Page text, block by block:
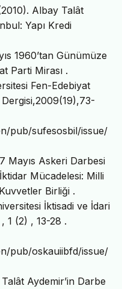
Albay Talât
Yapı Kredi
1960’tan Günümüze
Parti Mirası .
Fen-Edebiyat
pub/sufesosbil/issue/
Mayıs Askeri Darbesi
Mücadelesi: Milli
Birliği .
İktisadi ve İdari
1 (2) , 13-28 .
pub/oskauiibfd/issue/
Aydemir’in Darbe